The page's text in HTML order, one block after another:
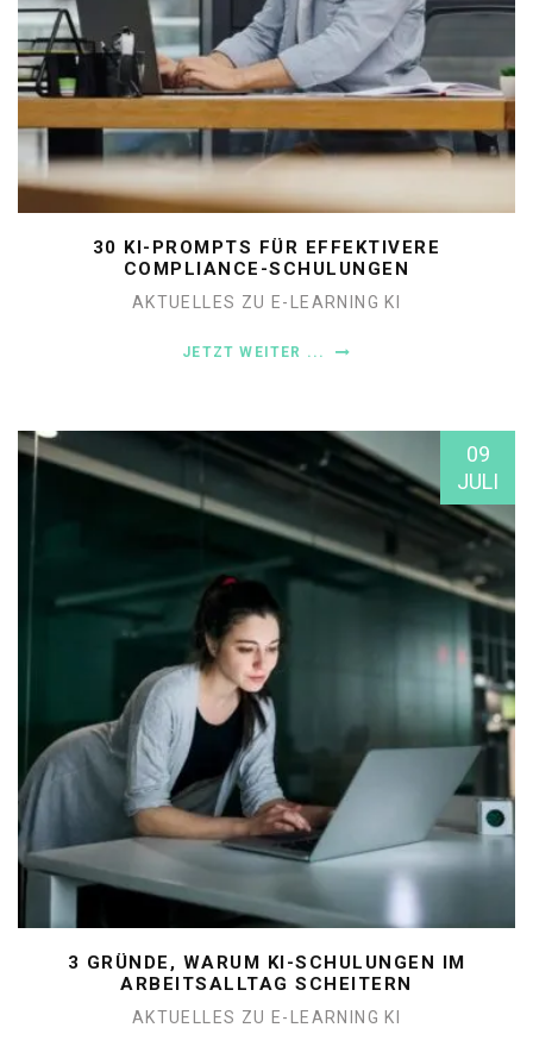
30 KI-PROMPTS FÜR EFFEKTIVERE
COMPLIANCE-SCHULUNGEN
AKTUELLES ZU E-LEARNING KI
JETZT WEITER ...
09
JULI
3 GRÜNDE, WARUM KI-SCHULUNGEN IM
ARBEITSALLTAG SCHEITERN
AKTUELLES ZU E-LEARNING KI